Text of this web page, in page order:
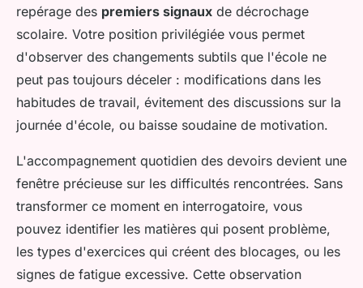
repérage des premiers signaux de décrochage
scolaire. Votre position privilégiée vous permet
d'observer des changements subtils que l'école ne
peut pas toujours déceler : modifications dans les
habitudes de travail, évitement des discussions sur la
journée d'école, ou baisse soudaine de motivation.
L'accompagnement quotidien des devoirs devient une
fenêtre précieuse sur les difficultés rencontrées. Sans
transformer ce moment en interrogatoire, vous
pouvez identifier les matières qui posent problème,
les types d'exercices qui créent des blocages, ou les
signes de fatigue excessive. Cette observation